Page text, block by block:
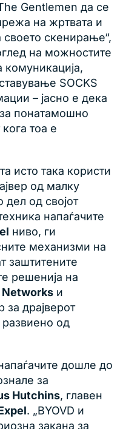
Gentlemen да се
на жртвата и
скенирање“,
на можностите
комуникација,
SOCKS
– јасно е дека
понатамошно
тоа е
исто така користи
од малку
дел од својот
напаѓачите
ниво, ги
механизми на
заштитените
решенија на
Networks и
за драјверот
развиено од
дошле до
за
Hutchins, главен
. „BYOVD и
закана за